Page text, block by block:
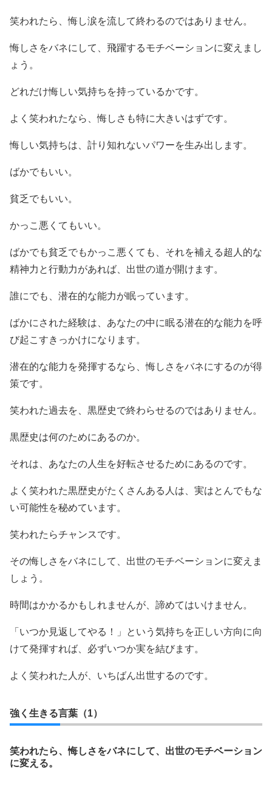
笑われたら、悔し涙を流して終わるのではありません。
悔しさをバネにして、飛躍するモチベーションに変えまし
ょう。
どれだけ悔しい気持ちを持っているかです。
よく笑われたなら、悔しさも特に大きいはずです。
悔しい気持ちは、計り知れないパワーを生み出します。
ばかでもいい。
貧乏でもいい。
かっこ悪くてもいい。
ばかでも貧乏でもかっこ悪くても、それを補える超人的な
精神力と行動力があれば、出世の道が開けます。
誰にでも、潜在的な能力が眠っています。
ばかにされた経験は、あなたの中に眠る潜在的な能力を呼
び起こすきっかけになります。
潜在的な能力を発揮するなら、悔しさをバネにするのが得
策です。
笑われた過去を、黒歴史で終わらせるのではありません。
黒歴史は何のためにあるのか。
それは、あなたの人生を好転させるためにあるのです。
よく笑われた黒歴史がたくさんある人は、実はとんでもな
い可能性を秘めています。
笑われたらチャンスです。
その悔しさをバネにして、出世のモチベーションに変えま
しょう。
時間はかかるかもしれませんが、諦めてはいけません。
「いつか見返してやる！」という気持ちを正しい方向に向
けて発揮すれば、必ずいつか実を結びます。
よく笑われた人が、いちばん出世するのです。
強く生きる言葉（1）
笑われたら、悔しさをバネにして、出世のモチベーション
に変える。